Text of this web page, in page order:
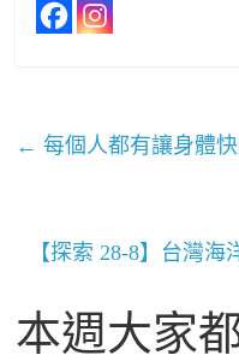
← 每個人都有讓身體
【探索 28-8】台灣
本週大家